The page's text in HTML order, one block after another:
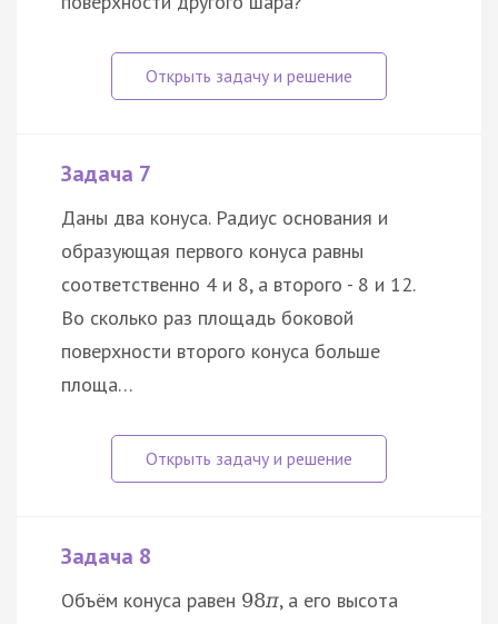
Задача 7
Даны два конуса. Радиус основания и
образующая первого конуса равны
соответственно 4 и 8, а второго - 8 и 12.
Во сколько раз площадь боковой
поверхности второго конуса больше
площа…
Задача 8
Объём конуса равен 98π, а его высота